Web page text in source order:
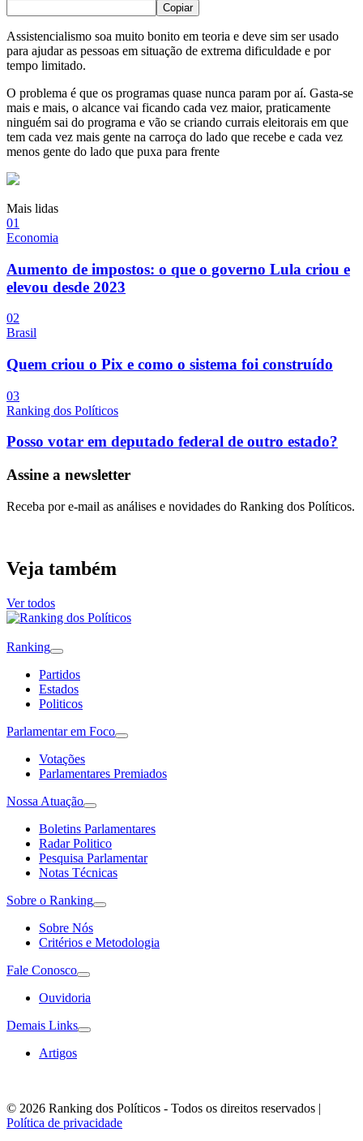
Copiar
Assistencialismo soa muito bonito em teoria e deve sim ser usado
para ajudar as pessoas em situação de extrema dificuldade e por
tempo limitado.
O problema é que os programas quase nunca param por aí. Gasta-se
mais e mais, o alcance vai ficando cada vez maior, praticamente
ninguém sai do programa e vão se criando currais eleitorais em que
tem cada vez mais gente na carroça do lado que recebe e cada vez
menos gente do lado que puxa para frente
Mais lidas
01
Economia
Aumento de impostos: o que o governo Lula criou e
elevou desde 2023
02
Brasil
Quem criou o Pix e como o sistema foi construído
03
Ranking dos Políticos
Posso votar em deputado federal de outro estado?
Assine a newsletter
Receba por e-mail as análises e novidades do Ranking dos Políticos.
Veja também
Ver todos
Ranking
Partidos
Estados
Politicos
Parlamentar em Foco
Votações
Parlamentares Premiados
Nossa Atuação
Boletins Parlamentares
Radar Politico
Pesquisa Parlamentar
Notas Técnicas
Sobre o Ranking
Sobre Nós
Critérios e Metodologia
Fale Conosco
Ouvidoria
Demais Links
Artigos
© 2026 Ranking dos Políticos - Todos os direitos reservados |
Política de privacidade